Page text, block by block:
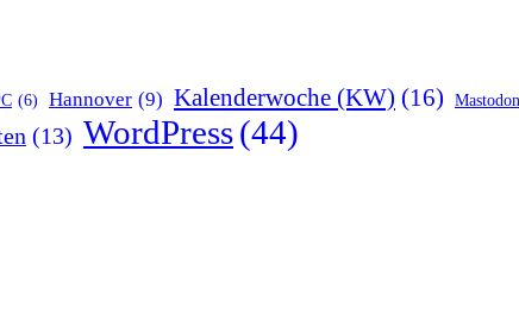
(6) Hannover (9) Kalenderwoche (KW) (16) Mastodon
(13) WordPress(44)